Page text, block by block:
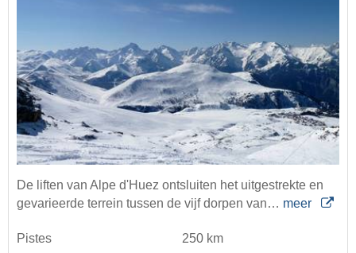
De liften van Alpe d'Huez ontsluiten het uitgestrekte en
gevarieerde terrein tussen de vijf dorpen van… meer
Pistes
250 km